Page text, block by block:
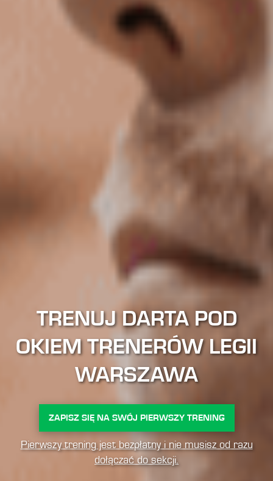
TRENUJ DARTA POD
OKIEM TRENERÓW LEGII
WARSZAWA
ZAPISZ SIĘ NA SWÓJ PIERWSZY TRENING
Pierwszy trening jest bezpłatny i nie musisz od razu
dołączać do sekcji.